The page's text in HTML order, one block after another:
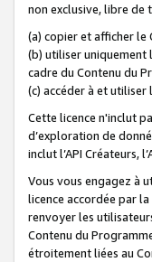
non exclusive, libre de
(a) copier et afficher le
(b) utiliser uniquement
cadre du Contenu du
(c) accéder à et utiliser
Cette licence n'inclut
d’exploration de
inclut l’API Créateurs,
Vous vous engagez à
licence accordée par
renvoyer les
Contenu du
étroitement liées au